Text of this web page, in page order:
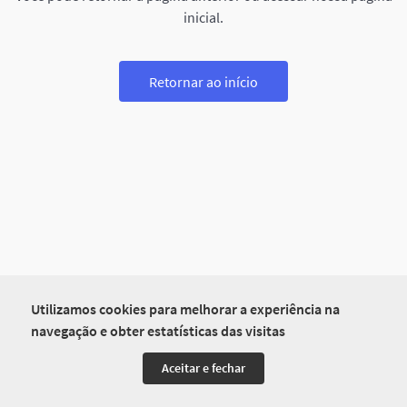
Utilizamos cookies para melhorar a experiência na
navegação e obter estatísticas das visitas
Aceitar e fechar
inicial.
Retornar ao início